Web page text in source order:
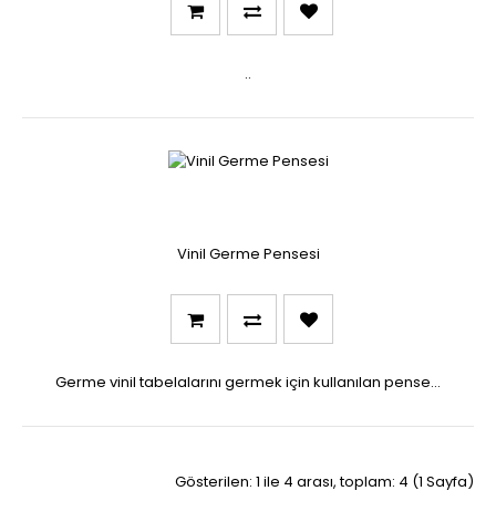
..
Vinil Germe Pensesi
Germe vinil tabelalarını germek için kullanılan pense. ..
Gösterilen: 1 ile 4 arası, toplam: 4 (1 Sayfa)